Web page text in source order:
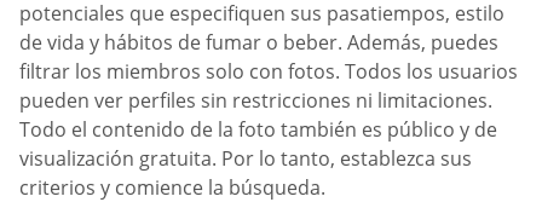
potenciales que especifiquen sus pasatiempos, estilo
de vida y hábitos de fumar o beber. Además, puedes
filtrar los miembros solo con fotos. Todos los usuarios
pueden ver perfiles sin restricciones ni limitaciones.
Todo el contenido de la foto también es público y de
visualización gratuita. Por lo tanto, establezca sus
criterios y comience la búsqueda.